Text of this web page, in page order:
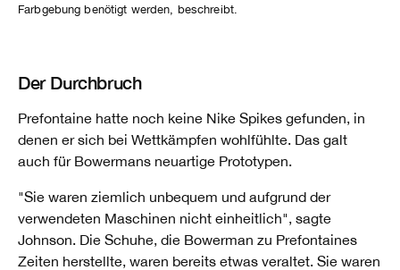
Farbgebung benötigt werden, beschreibt.
Der Durchbruch
Prefontaine hatte noch keine Nike Spikes gefunden, in
denen er sich bei Wettkämpfen wohlfühlte. Das galt
auch für Bowermans neuartige Prototypen.
"Sie waren ziemlich unbequem und aufgrund der
verwendeten Maschinen nicht einheitlich", sagte
Johnson. Die Schuhe, die Bowerman zu Prefontaines
Zeiten herstellte, waren bereits etwas veraltet. Sie waren